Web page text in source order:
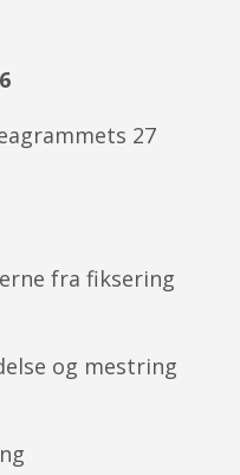
27
fra fiksering
og mestring